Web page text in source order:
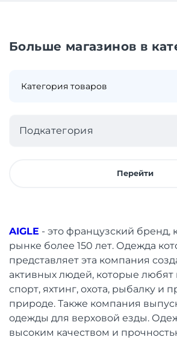
Больше магазинов в
Подкатегория
Перейти
AIGLE - это французский бренд,
рынке более 150 лет. Одежда
представляет эта компания
активных людей, которые
спорт, яхтинг, охота, рыбалку и
природе. Также компания
одежды для верховой езды.
высоким качеством и